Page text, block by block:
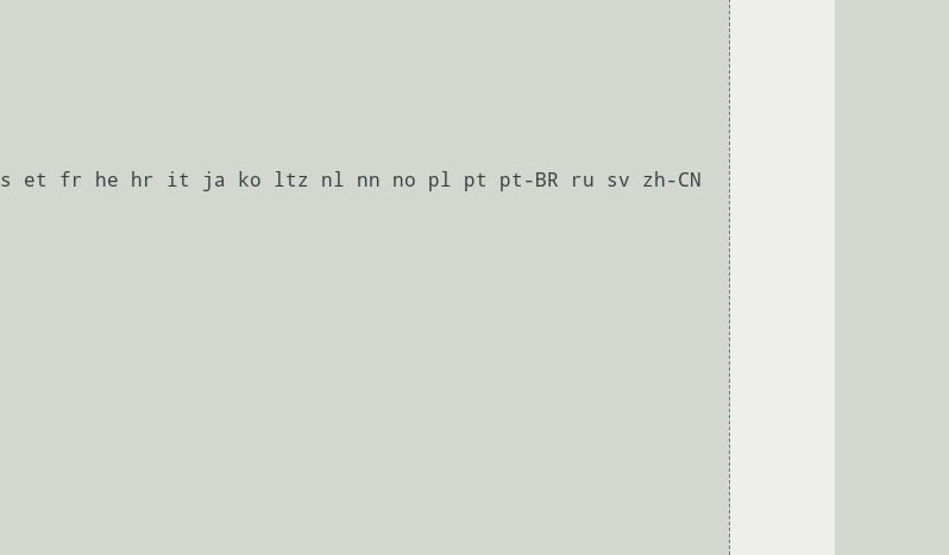
es et fr he hr it ja ko ltz nl nn no pl pt pt-BR ru sv zh-CN